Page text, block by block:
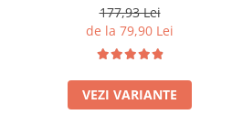
177,93 Lei
de la 79,90 Lei
VEZI VARIANTE